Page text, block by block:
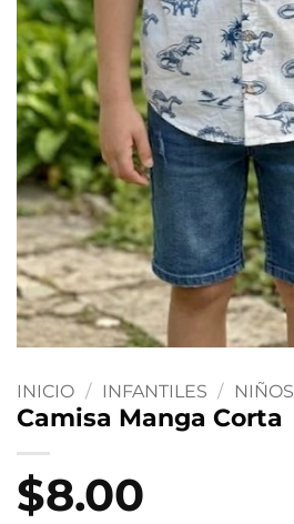
INICIO / INFANTILES / NIÑOS
Camisa Manga Corta
$8.00